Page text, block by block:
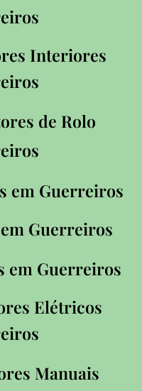
Interiores
de Rolo
em Guerreiros
Guerreiros
em Guerreiros
Elétricos
Manuais